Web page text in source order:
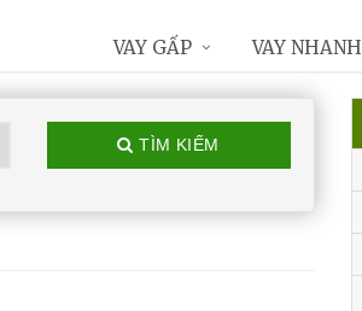
TÌM KIẾM
VAY GẤP VAY NHANH